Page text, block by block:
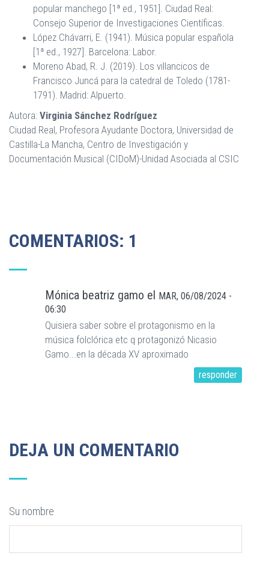
popular manchego [1ª ed., 1951]. Ciudad Real:
Consejo Superior de Investigaciones Científicas.
López Chávarri, E. (1941). Música popular española
[1ª ed., 1927]. Barcelona: Labor.
Moreno Abad, R. J. (2019). Los villancicos de
Francisco Juncá para la catedral de Toledo (1781-
1791). Madrid: Alpuerto.
Autora: Virginia Sánchez Rodríguez
Ciudad Real, Profesora Ayudante Doctora, Universidad de
Castilla-La Mancha, Centro de Investigación y
Documentación Musical (CIDoM)-Unidad Asociada al CSIC
COMENTARIOS: 1
Mónica beatriz gamo el MAR, 06/08/2024 -
06:30
Quisiera saber sobre el protagonismo en la
música folclórica etc q protagonizó Nicasio
Gamo...en la década XV aproximado
responder
DEJA UN COMENTARIO
Su nombre